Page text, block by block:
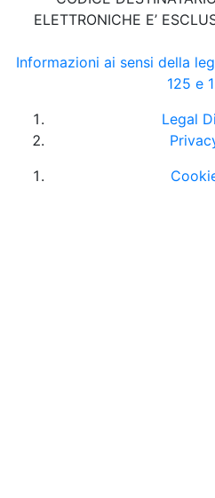
ELETTRONICHE E’
Informazioni ai sensi della
125 e
Legal